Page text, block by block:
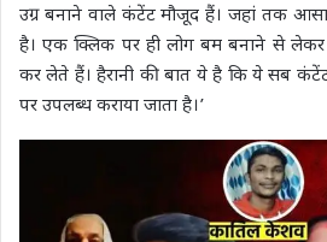
उग्र बनाने वाले कंटेंट मौजूद हैं। जहां तक
है। एक क्लिक पर ही लोग बम बनाने से लेकर
कर लेते हैं। हैरानी की बात ये है कि ये सब
पर उपलब्ध कराया जाता है।’